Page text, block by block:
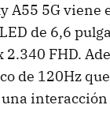
A55 5G viene
de 6,6
FHD.
de 120Hz
interacción